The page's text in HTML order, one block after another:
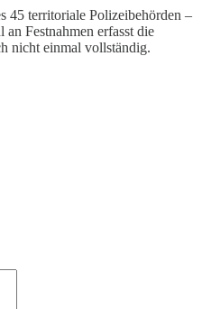
45 territoriale Polizeibehörden –
Festnahmen erfasst die
nicht einmal vollständig.